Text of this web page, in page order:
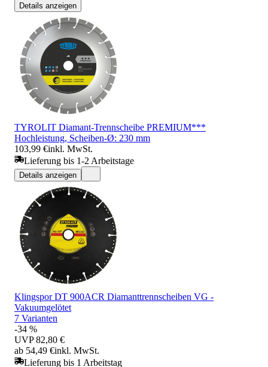
Details anzeigen
TYROLIT Diamant-Trennscheibe PREMIUM***
Hochleistung, Scheiben-Ø: 230 mm
103,99 €inkl. MwSt.
Lieferung bis 1-2 Arbeitstage
Details anzeigen
Klingspor DT 900ACR Diamanttrennscheiben VG -
Vakuumgelötet
7 Varianten
-34 %
UVP 82,80 €
ab 54,49 €inkl. MwSt.
Lieferung bis 1 Arbeitstag